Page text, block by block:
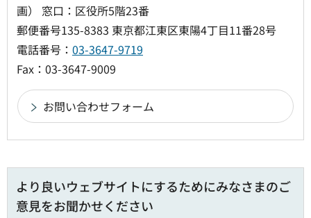
画） 窓口：区役所5階23番
郵便番号135-8383 東京都江東区東陽4丁目11番28号
電話番号： 03-3647-9719
Fax：03-3647-9009
より良いウェブサイトにするためにみなさまのご
意見をお聞かせください